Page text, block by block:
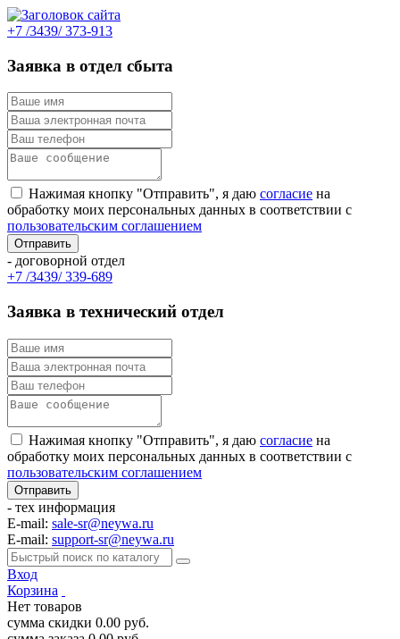
+7 /3439/ 373-913
Заявка в отдел сбыта
Нажимая кнопку "Отправить", я даю согласие на
обработку моих персональных данных в соответствии с
пользовательским соглашением
- договорной отдел
+7 /3439/ 339-689
Заявка в технический отдел
Нажимая кнопку "Отправить", я даю согласие на
обработку моих персональных данных в соответствии с
пользовательским соглашением
- тех информация
E-mail: sale-sr@neywa.ru
E-mail: support-sr@neywa.ru
Вход
Корзина
Нет товаров
сумма скидки 0.00 руб.